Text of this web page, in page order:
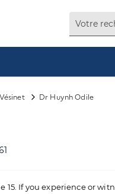
Dr Huynh Odile
15. If you experience or